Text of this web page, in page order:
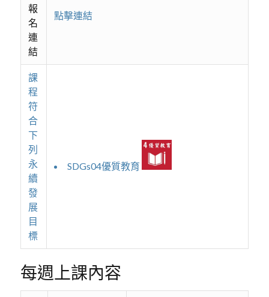
報
名
連
結
點擊連結
課
程
符
合
下
列
永
續
發
展
目
標
SDGs04優質教育
每週上課內容